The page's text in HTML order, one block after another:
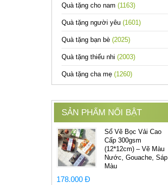
Quà tặng cho nam (1163)
Quà tặng người yêu (1601)
Quà tặng bạn bè (2025)
Quà tặng thiếu nhi (2003)
Quà tặng cha mẹ (1260)
SẢN PHẨM NỔI BẬT
Sổ Vẽ Bọc Vải Cao
Cấp 300gsm
(12*12cm) – Vẽ Màu
Nước, Gouache, Sáp
Màu
178.000 Đ